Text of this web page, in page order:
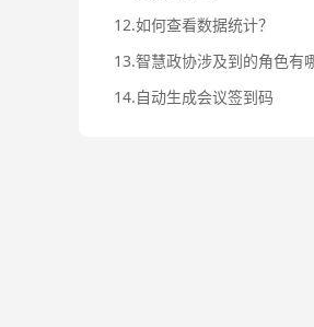
12.如何查看数据统计？
13.智慧政协涉及到的角色有
14.自动生成会议签到码